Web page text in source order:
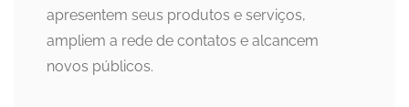
apresentem seus produtos e serviços,
ampliem a rede de contatos e alcancem
novos públicos.